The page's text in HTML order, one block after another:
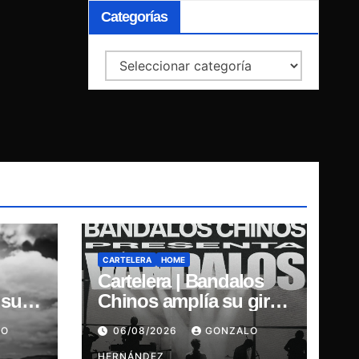
Categorías
Categorías
CARTELERA HOME
Cartelera | Bandalos
Chinos amplía su gira
por Chile y suma
concierto en
06/08/2026 GONZALO
HERNÁNDEZ